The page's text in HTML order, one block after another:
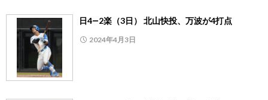
日4―2楽（3日） 北山快投、万波が4打点
2024年4月3日